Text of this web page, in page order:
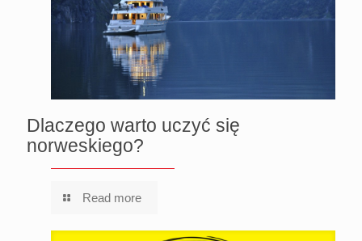
Dlaczego warto uczyć się
norweskiego?
Read more